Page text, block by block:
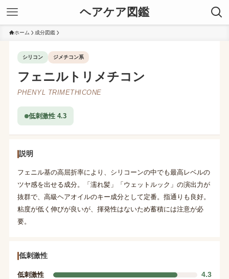
ヘアケア図鑑
ホーム 成分図鑑
シリコン ジメチコン系
フェニルトリメチコン
PHENYL TRIMETHICONE
低刺激性 4.3
説明
フェニル基の高屈折率により、シリコーンの中でも最高レベルの
ツヤ感を出せる成分。「濡れ髪」「ウェットルック」の演出力が
抜群で、高級ヘアオイルのキー成分として定番。指通りも良好。
粘度が低く伸びが良いが、揮発性はないため蓄積には注意が必
要。
低刺激性
低刺激性 4.3